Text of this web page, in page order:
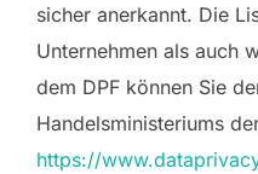
sicher anerkannt. Die
Unternehmen als auch
dem DPF können Sie
Handelsministeriums
https://